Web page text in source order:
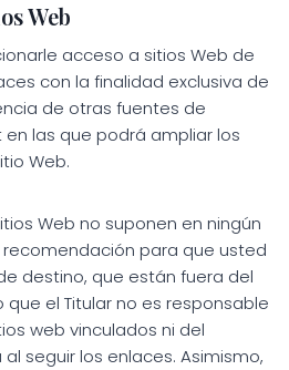
Web
acceso a sitios Web de
con la finalidad exclusiva de
de otras fuentes de
las que podrá ampliar los
Web.
Web no suponen en ningún
para que usted
destino, que están fuera del
que el Titular no es responsable
web vinculados ni del
seguir los enlaces. Asimismo,